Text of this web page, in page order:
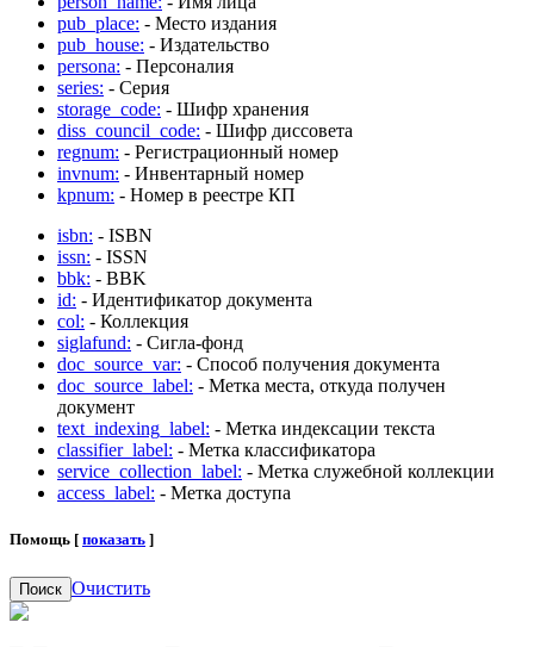
pub_place: - Место издания
pub_house: - Издательство
persona: - Персоналия
series: - Серия
storage_code: - Шифр хранения
diss_council_code: - Шифр диссовета
regnum: - Регистрационный номер
invnum: - Инвентарный номер
kpnum: - Номер в реестре КП
isbn: - ISBN
issn: - ISSN
bbk: - BBK
id: - Идентификатор документа
col: - Коллекция
siglafund: - Сигла-фонд
doc_source_var: - Способ получения документа
doc_source_label: - Метка места, откуда получен
документ
text_indexing_label: - Метка индексации текста
classifier_label: - Метка классификатора
service_collection_label: - Метка служебной коллекции
access_label: - Метка доступа
Помощь [ показать ]
Поиск Очистить